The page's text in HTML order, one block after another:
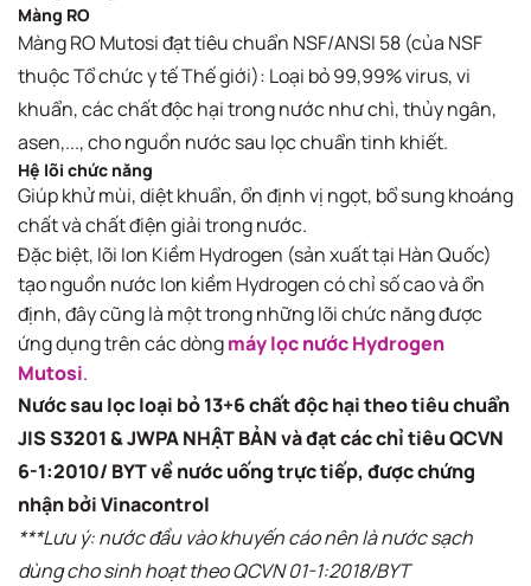
Màng RO
Màng RO Mutosi đạt tiêu chuẩn NSF/ANSI 58 (của NSF
thuộc Tổ chức y tế Thế giới)​: Loại bỏ 99,99% virus, vi
khuẩn, các chất độc hại trong nước​ như chì, thủy ngân,
asen,..., cho nguồn nước sau lọc chuẩn tinh khiết.
Hệ lõi chức năng
Giúp khử mùi, diệt khuẩn, ổn định vị ngọt, bổ sung khoáng
chất và chất điện giải trong nước.
Đặc biệt, lõi Ion Kiềm Hydrogen (sản xuất tại Hàn Quốc)
tạo nguồn nước Ion kiềm Hydrogen có chỉ số cao và ổn
định, đây cũng là một trong những lõi chức năng được
ứng dụng trên các dòngmáy lọc nước Hydrogen
Mutosi.
Nước sau lọc loại bỏ 13+6 chất độc hại theo tiêu chuẩn
JIS S3201 & JWPA NHẬT BẢN và đạt các chỉ tiêu QCVN
6-1:2010/ BYT về nước uống trực tiếp, được chứng
nhận bởi Vinacontrol
***Lưu ý: nước đầu vào khuyến cáo nên là nước sạch
dùng cho sinh hoạt theo QCVN 01-1:2018/BYT